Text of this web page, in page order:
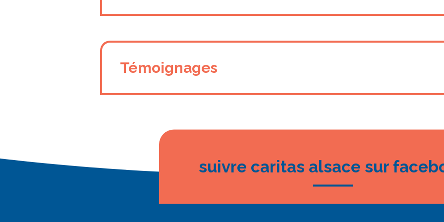
Témoignages
suivre caritas alsace sur